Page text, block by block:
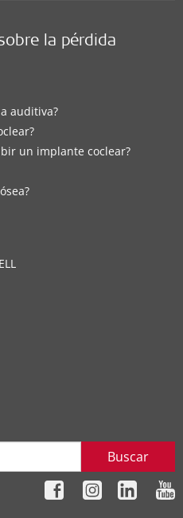
la pérdida
auditiva?
un implante coclear?
Buscar